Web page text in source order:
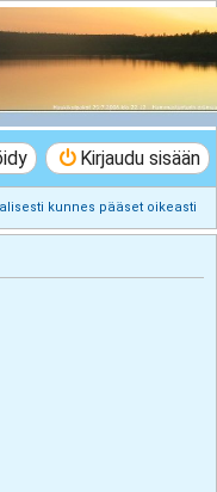
Kirjaudu sisään
kunnes pääset oikeasti